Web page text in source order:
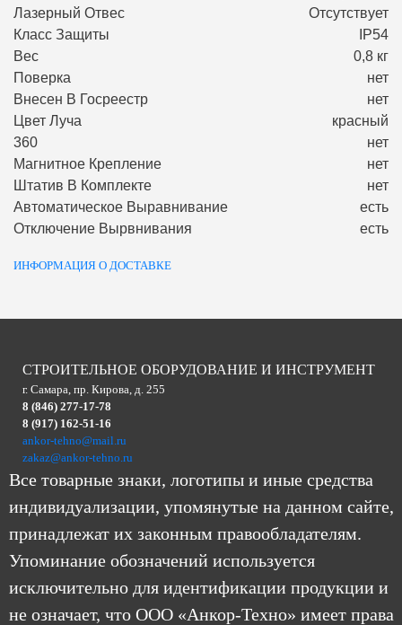
Лазерный Отвес
Отсутствует
Класс Защиты
IP54
Вес
0,8 кг
Поверка
нет
Внесен В Госреестр
нет
Цвет Луча
красный
360
нет
Магнитное Крепление
нет
Штатив В Комплекте
нет
Автоматическое Выравнивание
есть
Отключение Вырвнивания
есть
ИНФОРМАЦИЯ О ДОСТАВКЕ
СТРОИТЕЛЬНОЕ ОБОРУДОВАНИЕ И ИНСТРУМЕНТ
г. Самара, пр. Кирова, д. 255
8 (846) 277-17-78
8 (917) 162-51-16
ankor-tehno@mail.ru
zakaz@ankor-tehno.ru
Все товарные знаки, логотипы и иные средства
индивидуализации, упомянутые на данном сайте,
принадлежат их законным правообладателям.
Упоминание обозначений используется
исключительно для идентификации продукции и
не означает, что ООО «Анкор-Техно» имеет права